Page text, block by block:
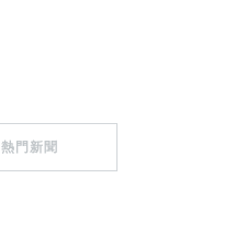
熱門新聞